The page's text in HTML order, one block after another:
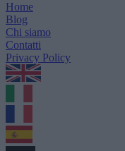
Home
Blog
Chi siamo
Contatti
Privacy Policy